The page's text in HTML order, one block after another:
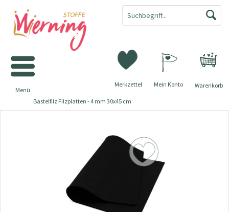
Warenkorb
Merkzettel Mein Konto
Menü
Bastelfilz Filzplatten - 4 mm 30x45 cm